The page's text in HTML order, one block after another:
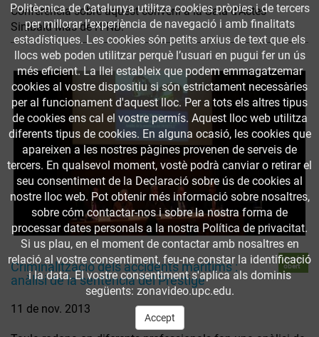
Conferència sobre aquest conveni a la Sala d'Actes
Sinibald Mas de l'FNB.
Criminalització dels accidents marítims :
anàlisi de la sentència del Prestige
Accés
obert
11 de nov. 2013
Politècnica de Catalunya utilitza cookies pròpies i de tercers
per millorar l’experiència de navegació i amb finalitats
estadístiques. Les cookies són petits arxius de text que els
llocs web poden utilitzar perquè l’usuari en pugui fer un ús
més eficient. La llei estableix que podem emmagatzemar
cookies al vostre dispositiu si són estrictament necessàries
per al funcionament d'aquest lloc. Per a tots els altres tipus
de cookies ens cal el vostre permís. Aquest lloc web utilitza
diferents tipus de cookies. En alguna ocasió, les cookies que
apareixen a les nostres pàgines provenen de serveis de
tercers. En qualsevol moment, vostè podrà canviar o retirar el
seu consentiment de la Declaració sobre ús de cookies al
nostre lloc web. Pot obtenir més informació sobre nosaltres,
sobre cóm contactar-nos i sobre la nostra forma de
processar dates personals a la nostra Política de privacitat.
Si us plau, en el moment de contactar amb nosaltres en
relació al vostre consentiment, feu-ne constar la identificació
i la data. El vostre consentiment s'aplica als dominis
següents: zonavideo.upc.edu.
Accept